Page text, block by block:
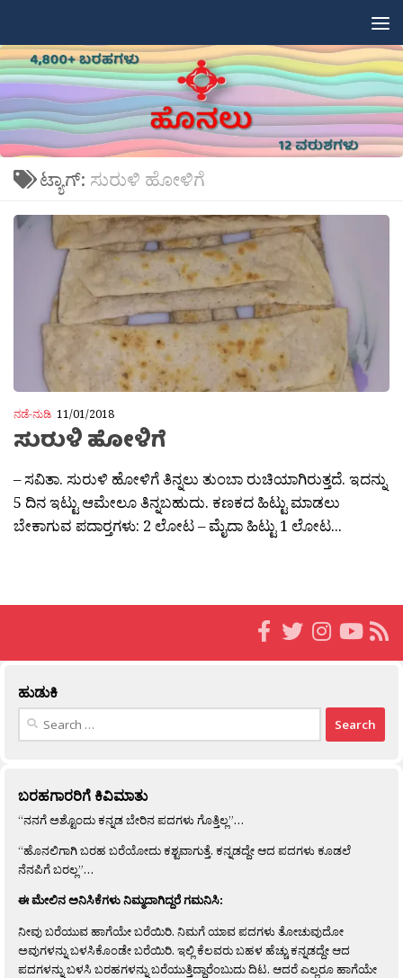
ಟ್ಯಾಗ್: ಸುರುಳಿ ಹೋಳಿಗೆ
ನಡೆ-ನುಡಿ 11/01/2018
ಸುರುಳಿ ಹೋಳಿಗೆ
– ಸವಿತಾ. ಸುರುಳಿ ಹೋಳಿಗೆ ತಿನ್ನಲು ತುಂಬಾ ರುಚಿಯಾಗಿರುತ್ತದೆ. ಇದನ್ನು
5 ದಿನ ಇಟ್ಟು ಆಮೇಲೂ ತಿನ್ನಬಹುದು. ಕಣಕದ ಹಿಟ್ಟು ಮಾಡಲು
ಬೇಕಾಗುವ ಪದಾರ‍್ತಗಳು: 2 ಲೋಟ – ಮೈದಾ ಹಿಟ್ಟು 1 ಲೋಟ...
ಹುಡುಕಿ
Search
ಬರಹಗಾರರಿಗೆ ಕಿವಿಮಾತು
“ನನಗೆ ಅಶ್ಟೊಂದು ಕನ್ನಡ ಬೇರಿನ ಪದಗಳು ಗೊತ್ತಿಲ್ಲ”…
“ಹೊನಲಿಗಾಗಿ ಬರಹ ಬರೆಯೋದು ಕಶ್ಟವಾಗುತ್ತೆ. ಕನ್ನಡದ್ದೇ ಆದ ಪದಗಳು ಕೂಡಲೆ
ನೆನಪಿಗೆ ಬರಲ್ಲ”…
ಈ ಮೇಲಿನ ಅನಿಸಿಕೆಗಳು ನಿಮ್ಮದಾಗಿದ್ದರೆ ಗಮನಿಸಿ:
ನೀವು ಬರೆಯುವ ಹಾಗೆಯೇ ಬರೆಯಿರಿ. ನಿಮಗೆ ಯಾವ ಪದಗಳು ತೋಚುವುದೋ
ಅವುಗಳನ್ನು ಬಳಸಿಕೊಂಡೇ ಬರೆಯಿರಿ. ಇಲ್ಲಿ ಕೆಲವರು ಬಹಳ ಹೆಚ್ಚು ಕನ್ನಡದ್ದೇ ಆದ
ಪದಗಳನ್ನು ಬಳಸಿ ಬರಹಗಳನ್ನು ಬರೆಯುತ್ತಿದ್ದಾರೆಂಬುದು ದಿಟ. ಆದರೆ ಎಲ್ಲರೂ ಹಾಗೆಯೇ